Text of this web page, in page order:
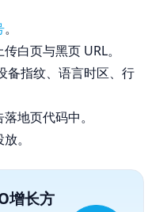
。
白页与黑页 URL。
备指纹、语言时区、行
地页代码中。
。
增长方